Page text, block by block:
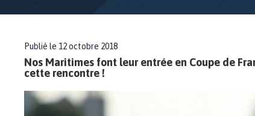
Publié le 12 octobre 2018
Nos Maritimes font leur entrée en Coupe de
cette rencontre !